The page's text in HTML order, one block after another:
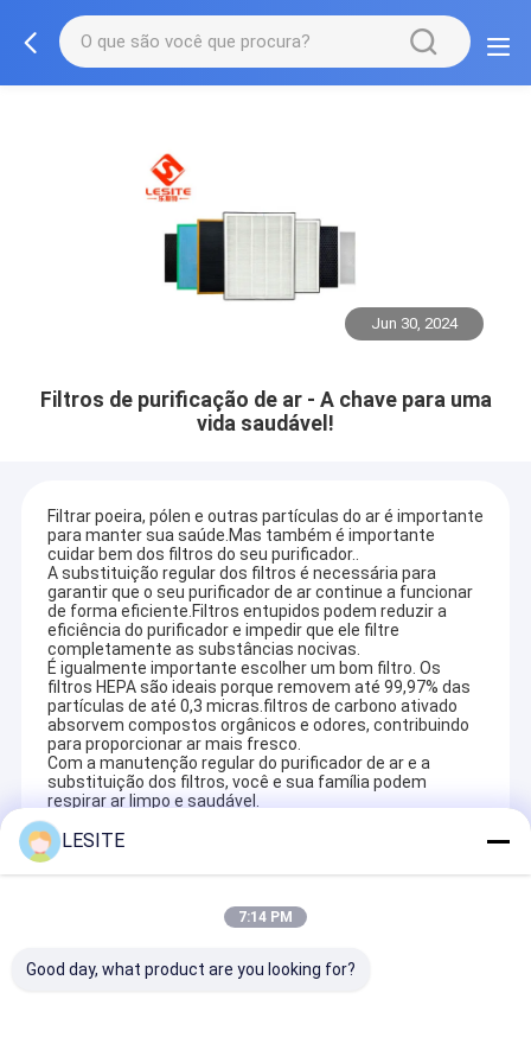
Jun 30, 2024
Filtros de purificação de ar - A chave para uma
vida saudável!
Filtrar poeira, pólen e outras partículas do ar é importante
para manter sua saúde.Mas também é importante
cuidar bem dos filtros do seu purificador..
A substituição regular dos filtros é necessária para
garantir que o seu purificador de ar continue a funcionar
de forma eficiente.Filtros entupidos podem reduzir a
eficiência do purificador e impedir que ele filtre
completamente as substâncias nocivas.
É igualmente importante escolher um bom filtro. Os
filtros HEPA são ideais porque removem até 99,97% das
partículas de até 0,3 micras.filtros de carbono ativado
absorvem compostos orgânicos e odores, contribuindo
para proporcionar ar mais fresco.
Com a manutenção regular do purificador de ar e a
substituição dos filtros, você e sua família podem
respirar ar limpo e saudável.
Recommended Products
LESITE
7:14 PM
Good day, what product are you looking for?